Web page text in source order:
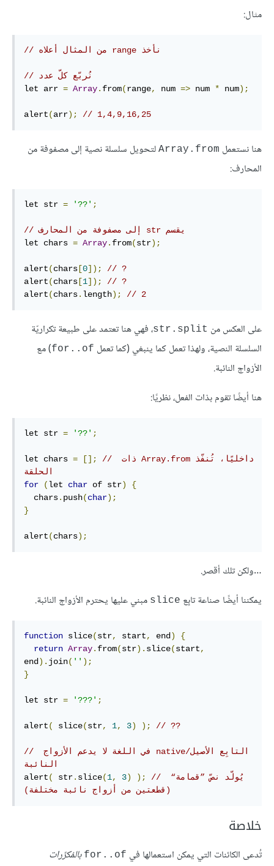
مثال:
// ‫نأخذ range من المثال أعلاه
// ‫نُربّع كلّ عدد
let arr = Array. from(range, num => num * num);
alert(arr); // 1,4,9,16,25
هنا نستعمل Array.from لتحويل سلسلة نصية إلى مصفوفة من
المحارف:
let str = '??' ;
// يقسم ‫str إلى مصفوفة من المحارف
let chars = Array. from(str);
alert(chars [0]);
// ?
alert(chars [1]);
// ?
alert(chars. length); // 2
على العكس من str.split، فهي هنا تعتمد على طبيعة تكراريّة
السلسلة النصية، ولهذا تعمل كما ينبغي (كما تعمل for..of) مع
الأزواج النائبة.
هنا أيضًا تقوم بذات الفعل، نظريًا:
let str = '??' ;
let chars = [];
// ‫داخليًا، تُنفّذ Array.from ذات
الحلقة
for
(let char of str)
{
  chars
. push(char);
}
alert(chars);
…ولكن تلك أقصر.
يمكننا أيضًا صناعة تابِع slice مبني عليها يحترم الأزواج النائبة.
function slice(str, start, end )
{
return Array. from(str). slice(start,
end ). join( '' );
}
let str = '???' ;
alert( slice(str, 1, 3) ); // ??
// ‫التابِع الأصيل/native في اللغة لا يدعم الأزواج
النائبة
alert( str. slice(1, 3) );
// ‫يُولّد نصّ ”قمامة“
(قطعتين من أزواج نائبة مختلفة)
خلاصة
تُدعى الكائنات التي يمكن استعمالها في for..of بالمُكرَّرات